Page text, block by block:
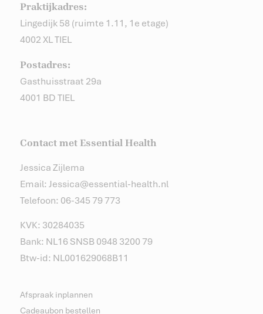
Praktijkadres:
Lingedijk 58 (ruimte 1.11, 1e etage)
4002 XL TIEL
Postadres:
Gasthuisstraat 29a
4001 BD TIEL
Contact met Essential Health
Jessica Zijlema
Email: Jessica@essential-health.nl
Telefoon: 06-345 79 773
KVK: 30284035
Bank: NL16 SNSB 0948 3200 79
Btw-id: NL001629068B11
Afspraak inplannen
Cadeaubon bestellen